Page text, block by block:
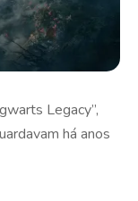
Legacy”,
há anos